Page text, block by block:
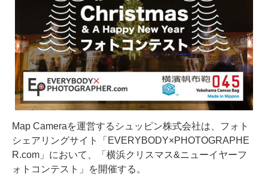
Map Cameraを運営するシュッピン株式会社は、フォト
シェアリングサイト「EVERYBODY×PHOTOGRAPHE
R.com」において、「横浜クリスマス&ニューイヤーフ
ォトコンテスト」を開催する。